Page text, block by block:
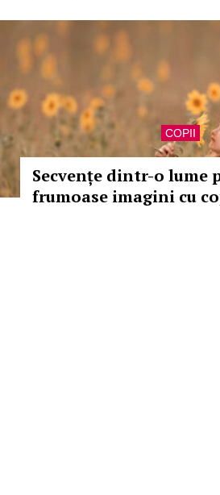
COPII
Secvențe dintr-o lume
frumoase imagini cu